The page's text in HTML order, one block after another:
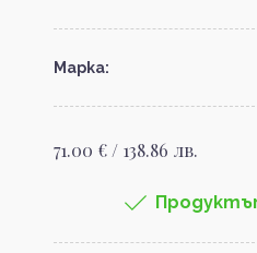
Марка:
71.00 € / 138.86 лв.